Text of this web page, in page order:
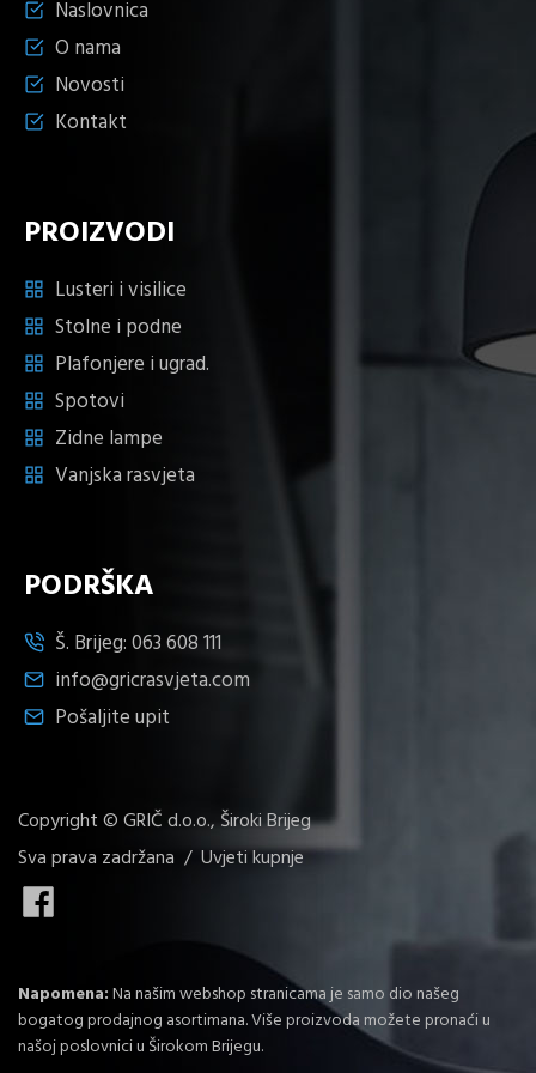
Naslovnica
O nama
Novosti
Kontakt
PROIZVODI
Lusteri i visilice
Stolne i podne
Plafonjere i ugrad.
Spotovi
Zidne lampe
Vanjska rasvjeta
PODRŠKA
Š. Brijeg:063 608 111
info@gricrasvjeta.com
Pošaljite upit
Copyright © GRIČ d.o.o., Široki Brijeg
Sva prava zadržana / Uvjeti kupnje
Napomena:Na našim webshop stranicama je samo dio našeg
bogatog prodajnog asortimana. Više proizvoda možete pronaći u
našoj poslovnici u Širokom Brijegu.